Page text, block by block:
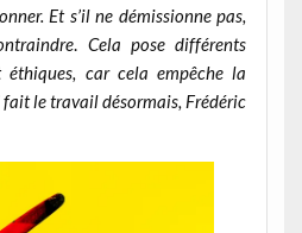
Et s’il ne démissionne pas,
. Cela pose différents
éthiques, car cela empêche la
le travail désormais, Frédéric